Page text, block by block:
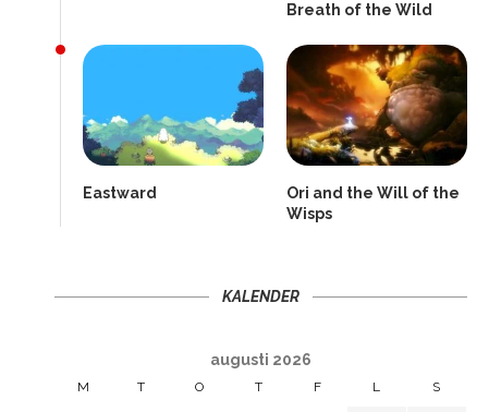
Breath of the Wild
Eastward
Ori and the Will of the
Wisps
KALENDER
augusti 2026
M T O T F L S